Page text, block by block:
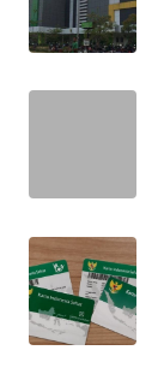
WN
CIANJUR
TANGERANG
WN
BINJAI